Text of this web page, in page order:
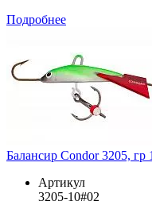
Подробнее
Балансир Condor 3205, гр
Артикул
3205-10#02